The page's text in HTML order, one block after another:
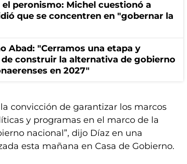
el peronismo: Michel cuestionó a
que se concentren en "gobernar la
Abad: "Cerramos una etapa y
construir la alternativa de gobierno
en 2027"
convicción de garantizar los marcos
y programas en el marco de la
nacional”, dijo Díaz en una
esta mañana en Casa de Gobierno.